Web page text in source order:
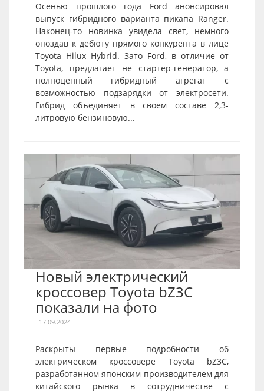
Осенью прошлого года Ford анонсировал
выпуск гибридного варианта пикапа Ranger.
Наконец-то новинка увидела свет, немного
опоздав к дебюту прямого конкурента в лице
Toyota Hilux Hybrid. Зато Ford, в отличие от
Toyota, предлагает не стартер-генератор, а
полноценный гибридный агрегат с
возможностью подзарядки от электросети.
Гибрид объединяет в своем составе 2,3-
литровую бензиновую...
Новый электрический
кроссовер Toyota bZ3C
показали на фото
17.09.2024
Раскрыты первые подробности об
электрическом кроссовере Toyota bZ3C,
разработанном японским производителем для
китайского рынка в сотрудничестве с